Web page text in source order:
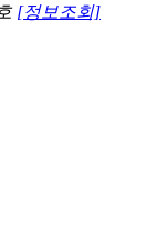
[정보조회]